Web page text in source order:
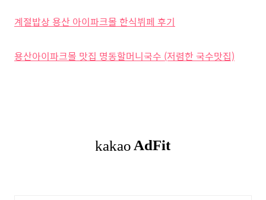
계절밥상 용산 아이파크몰 한식뷔페 후기
용산아이파크몰 맛집 명동할머니국수 (저렴한 국수맛집)